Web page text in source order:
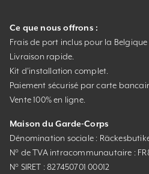
Ce que nous offrons :
Frais de port inclus pour la
Livraison rapide.
Kit d’installation complet.
Paiement sécurisé par carte
Vente 100% en ligne.
Maison du Garde-Corps
Dénomination sociale :
N° de TVA intracommunautaire :
N° SIRET : 827450701 00012